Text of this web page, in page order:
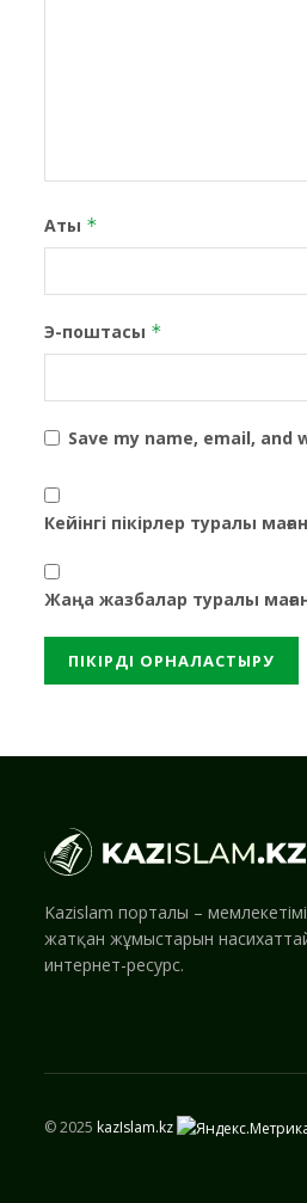
Аты *
Э-поштасы *
Save my name, email,
Кейінгі пікірлер туралы
Жаңа жазбалар туралы
Kazislam порталы –
жатқан жұмыстарын
интернет-ресурс.
© 2025 kazIslam.kz